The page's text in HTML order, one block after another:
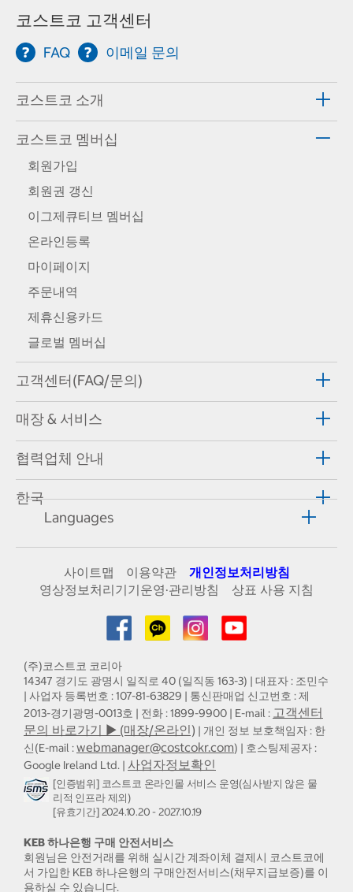
코스트코 고객센터
FAQ 이메일 문의
코스트코 소개
코스트코 멤버십
회원가입
회원권 갱신
이그제큐티브 멤버십
온라인등록
마이페이지
주문내역
제휴신용카드
글로벌 멤버십
고객센터(FAQ/문의)
매장 & 서비스
협력업체 안내
한국
Languages
사이트맵 이용약관
개인정보처리방침
영상정보처리기기운영·관리방침
상표 사용 지침
(주)코스트코 코리아
14347 경기도 광명시 일직로 40 (일직동 163-3) | 대표자 : 조민수
| 사업자 등록번호 : 107-81-63829 | 통신판매업 신고번호 : 제
2013-경기광명-0013호 | 전화 : 1899-9900 | E-mail : 고객센터
문의 바로가기 ▶ (매장/온라인) | 개인 정보 보호책임자 : 한
신(E-mail :webmanager@costcokr.com) | 호스팅제공자 :
Google Ireland Ltd. | 사업자정보확인
[인증범위] 코스트코 온라인몰 서비스 운영(심사받지 않은 물
리적 인프라 제외)
[유효기간] 2024.10.20 - 2027.10.19
KEB 하나은행 구매 안전서비스
회원님은 안전거래를 위해 실시간 계좌이체 결제시 코스트코에
서 가입한 KEB 하나은행의 구매안전서비스(채무지급보증)를 이
용하실 수 있습니다.